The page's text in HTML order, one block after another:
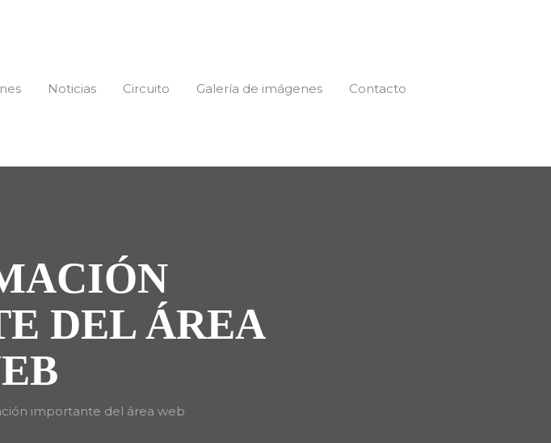
Noticias Circuito Galería de imágenes Contacto
DEL ÁREA
importante del área web